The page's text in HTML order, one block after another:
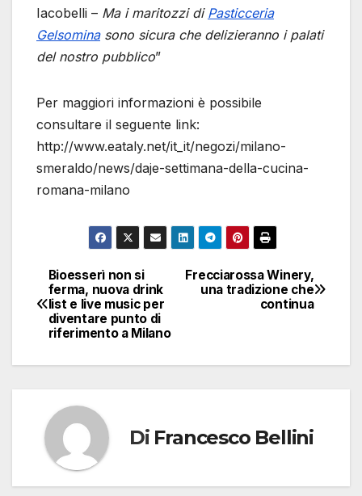
Iacobelli – Ma i maritozzi di Pasticceria
Gelsominasono sicura che delizieranno i palati
del nostro pubblico”
Per maggiori informazioni è possibile
consultare il seguente link:
http://www.eataly.net/it_it/negozi/milano-
smeraldo/news/daje-settimana-della-cucina-
romana-milano
Navigazione
articoli
Frecciarossa Winery,
una tradizione che
continua
Bioesserì non si
ferma, nuova drink
list e live music per
diventare punto di
riferimento a Milano
Di Francesco Bellini